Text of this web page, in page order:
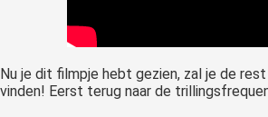
Nu je dit filmpje hebt gezien, zal je de
vinden! Eerst terug naar de